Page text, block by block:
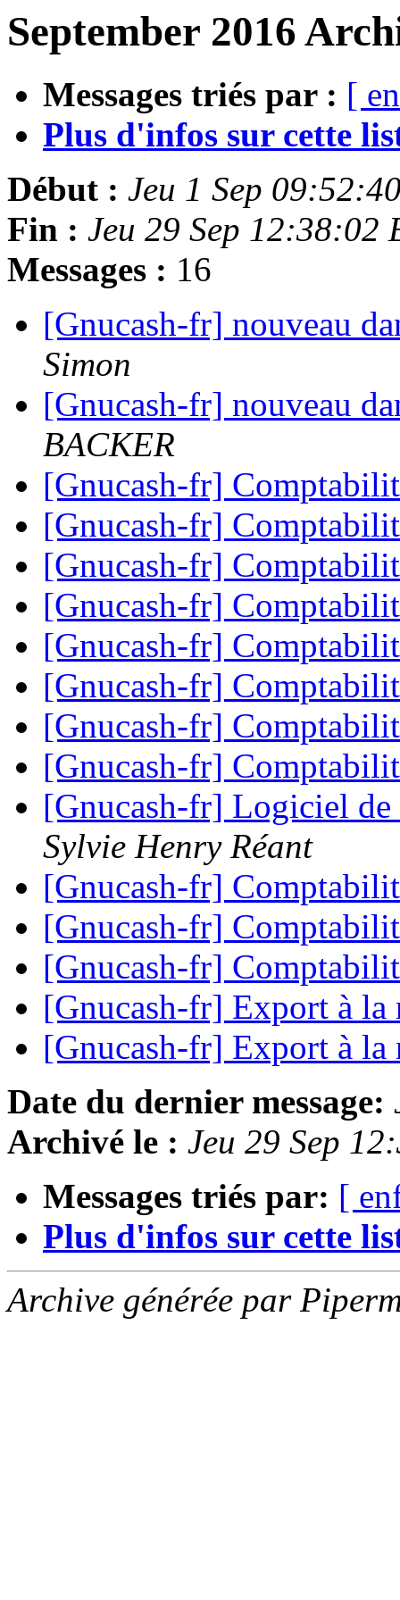
September 2016
Messages triés par : [
Plus d'infos sur cette
Début : Jeu 1 Sep
Fin : Jeu 29 Sep 12:38:02
Messages : 16
[Gnucash-fr] nouveau
Simon
[Gnucash-fr] nouveau
BACKER
[Gnucash-fr]
[Gnucash-fr]
[Gnucash-fr]
[Gnucash-fr]
[Gnucash-fr]
[Gnucash-fr]
[Gnucash-fr]
[Gnucash-fr]
[Gnucash-fr] Logiciel
Sylvie Henry Réant
[Gnucash-fr]
[Gnucash-fr]
[Gnucash-fr]
[Gnucash-fr] Export à
[Gnucash-fr] Export à
Date du dernier message:
Archivé le : Jeu 29 Sep
Messages triés par: [
Plus d'infos sur cette
Archive générée par